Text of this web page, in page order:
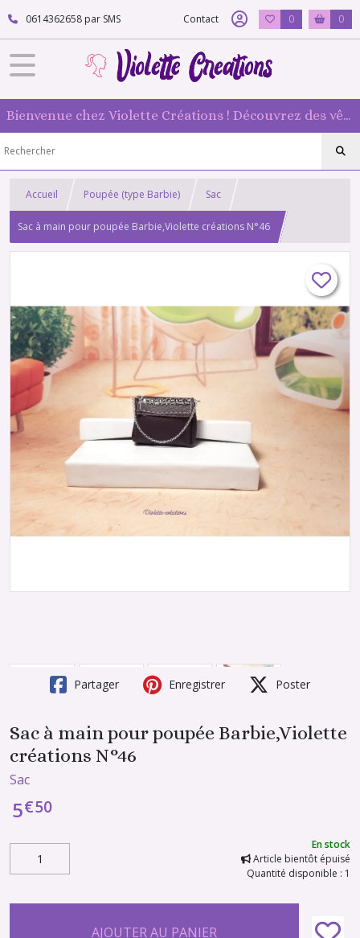
0614362658 par SMS Contact 0 0
Bienvenue chez Violette Créations ! Découvrez des vêtements faits main pour vos poupées mannequin : originaux et 100 % fabriqués en France
Accueil Poupée (type Barbie) Sac
Sac à main pour poupée Barbie,Violette créations N°46
Partager Enregistrer Poster
Sac à main pour poupée Barbie,Violette
créations N°46
Sac
5€50
En stock
Article bientôt épuisé
Quantité disponible : 1
AJOUTER AU PANIER